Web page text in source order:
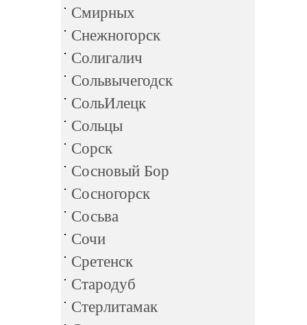
Смирных
Снежногорск
Солигалич
Сольвычегодск
СольИлецк
Сольцы
Сорск
Сосновый Бор
Сосногорск
Сосьва
Сочи
Сретенск
Стародуб
Стерлитамак